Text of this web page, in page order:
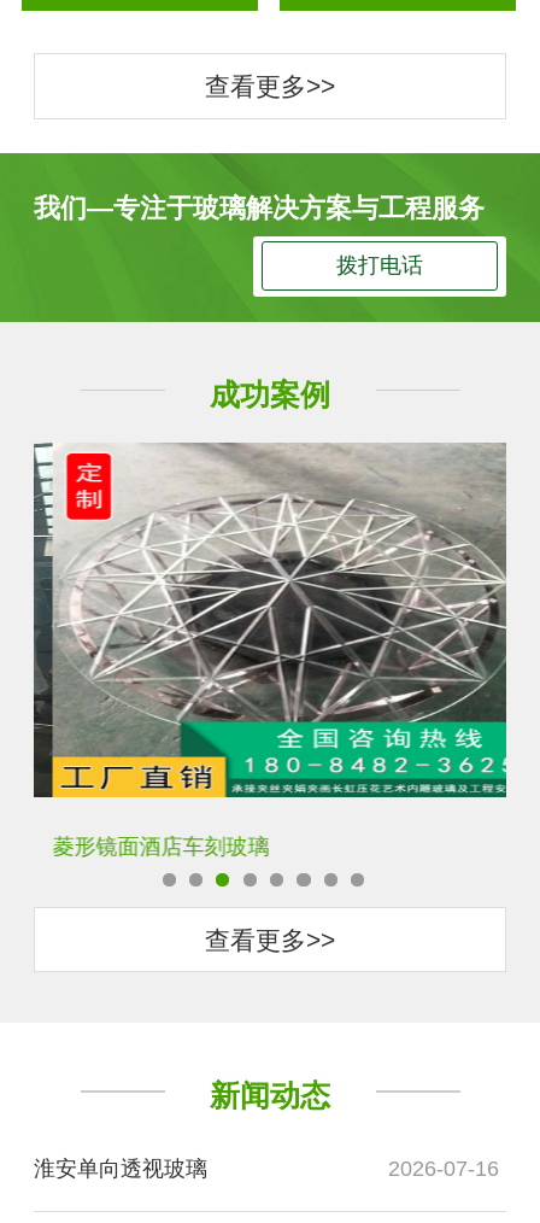
查看更多>>
我们—专注于玻璃解决方案与工程服务
拨打电话
成功案例
菱形镜面酒店车刻玻璃
查看更多>>
新闻动态
淮安单向透视玻璃 2026-07-16